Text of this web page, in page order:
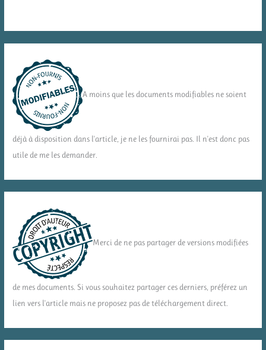
A moins que les documents modifiables ne soient
déjà à disposition dans l'article, je ne les fournirai pas. Il n'est donc pas
utile de me les demander.
Merci de ne pas partager de versions modifiées
de mes documents. Si vous souhaitez partager ces derniers, préférez un
lien vers l'article mais ne proposez pas de téléchargement direct.